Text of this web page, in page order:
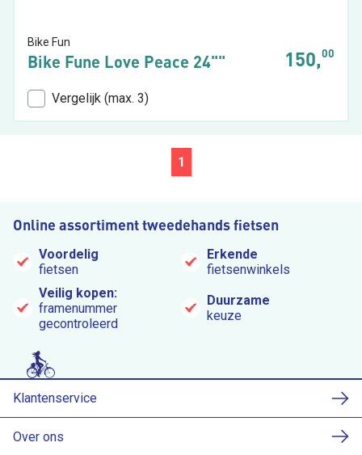
Bike Fun
Bike Fune Love Peace 24"" 150,00
Vergelijk (max. 3)
1
Online assortiment tweedehands fietsen
Voordelig
fietsen
Erkende
fietsenwinkels
Veilig kopen:
framenummer
gecontroleerd
Duurzame
keuze
Klantenservice
Over ons